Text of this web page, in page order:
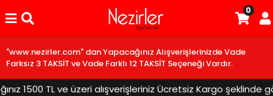
"www.nezirler.com" dan Yapacağınız Alışverişlerinizde Vade
Farksız 3 TAKSİT ve Vade Farklı 12 TAKSİT Seçeneği Vardır.
1500 TL ve üzeri alışverişleriniz Ücretsiz Kargo şeklinde
0